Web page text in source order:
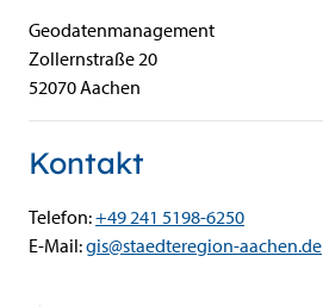
Geodatenmanagement
Zollernstraße20
52070Aachen
Kontakt
Telefon:+49 241 5198-6250
E-Mail:gis@staedteregion-aachen.de